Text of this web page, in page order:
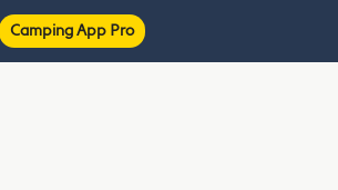
Camping App Pro